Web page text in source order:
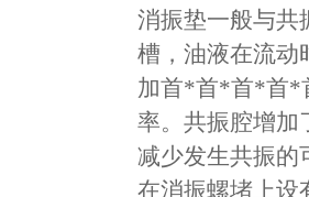
消振垫一般与共
槽，油液在流动
加首*首*首*首*
率。共振腔增加
减少发生共振的
在消振螺堵上设